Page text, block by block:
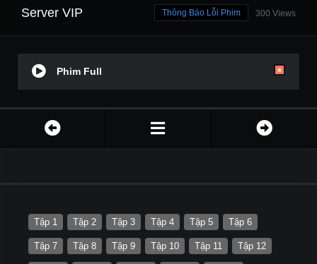
Server VIP 300 Views
Thông Báo Lỗi Phim
Phim Full
Tập 1 Tập 2 Tập 3 Tập 4 Tập 5 Tập 6
Tập 7 Tập 8 Tập 9 Tập 10 Tập 11 Tập 12